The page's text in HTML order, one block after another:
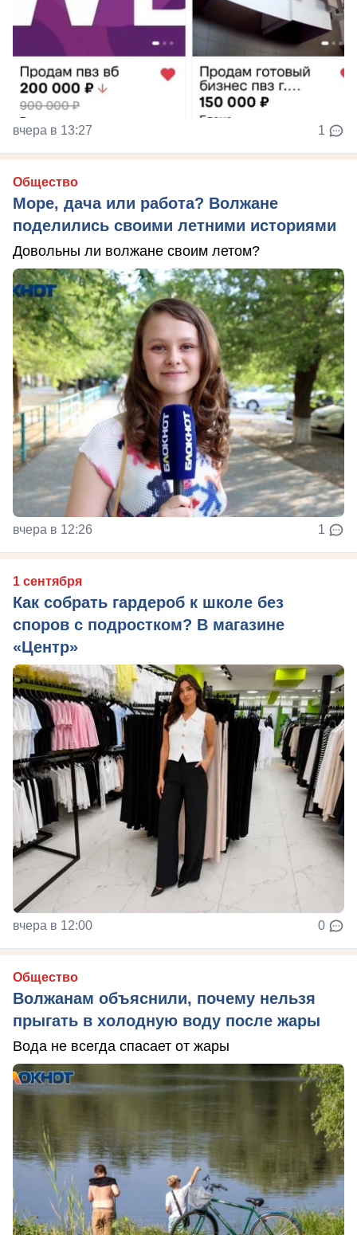
вчера в 13:27 1
Общество
Море, дача или работа? Волжане
поделились своими летними историями
Довольны ли волжане своим летом?
вчера в 12:26 1
1 сентября
Как собрать гардероб к школе без
споров с подростком? В магазине
«Центр»
вчера в 12:00 0
Общество
Волжанам объяснили, почему нельзя
прыгать в холодную воду после жары
Вода не всегда спасает от жары